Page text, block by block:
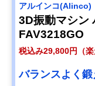
アルインコ(Alinco)
3D振動マシン
FAV3218GO
税込み29,800円（楽
バランスよく